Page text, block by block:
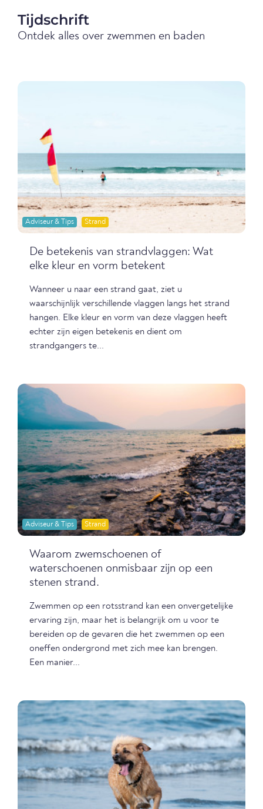
Tijdschrift
Ontdek alles over zwemmen en baden
Adviseur & Tips Strand
De betekenis van strandvlaggen: Wat
elke kleur en vorm betekent
Wanneer u naar een strand gaat, ziet u
waarschijnlijk verschillende vlaggen langs het strand
hangen. Elke kleur en vorm van deze vlaggen heeft
echter zijn eigen betekenis en dient om
strandgangers te...
Adviseur & Tips Strand
Waarom zwemschoenen of
waterschoenen onmisbaar zijn op een
stenen strand.
Zwemmen op een rotsstrand kan een onvergetelijke
ervaring zijn, maar het is belangrijk om u voor te
bereiden op de gevaren die het zwemmen op een
oneffen ondergrond met zich mee kan brengen.
Een manier...